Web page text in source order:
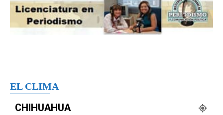
EL CLIMA
CHIHUAHUA